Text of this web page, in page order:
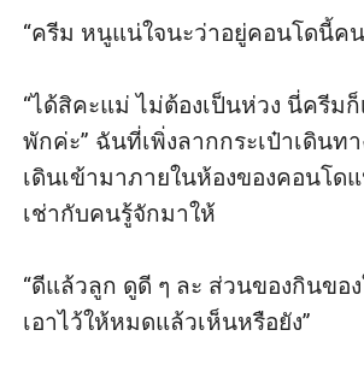
“ครีม หนูแน่ใจนะว่าอยู่คอนโดนี้คน
“ได้สิคะแม่ ไม่ต้องเป็นห่วง นี่ครีมก็
พักค่ะ” ฉันที่เพิ่งลากกระเป๋าเดินทา
เดินเข้ามาภายในห้องของคอนโด
เช่ากับคนรู้จักมาให้
“ดีแล้วลูก ดูดี ๆ ละ ส่วนของกินขอ
เอาไว้ให้หมดแล้วเห็นหรือยัง”